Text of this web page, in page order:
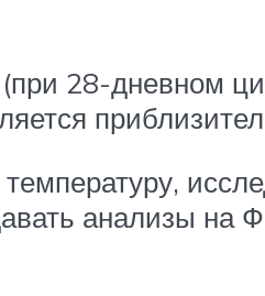
28-дневном
анализы на